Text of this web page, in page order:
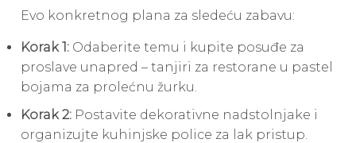
Evo konkretnog plana za sledeću zabavu:
Korak 1: Odaberite temu i kupite posuđe za
proslave unapred – tanjiri za restorane u pastel
bojama za prolećnu žurku.
Korak 2: Postavite dekorativne nadstolnjake i
organizujte kuhinjske police za lak pristup.